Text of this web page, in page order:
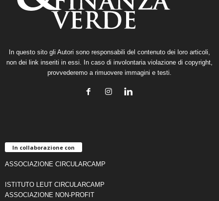
In questo sito gli Autori sono responsabili del contenuto dei loro articoli,
non dei link inseriti in essi. In caso di involontaria violazione di copyright,
provvederemo a rimuovere immagini e testi.
In collaborazione con
ASSOCIAZIONE CIRCULARCAMP
ISTITUTO LEUT CIRCULARCAMP
ASSOCIAZIONE NON-PROFIT